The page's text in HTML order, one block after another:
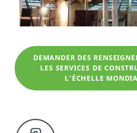
DEMANDER DES
LES SERVICES DE
L'ÉCHELLE